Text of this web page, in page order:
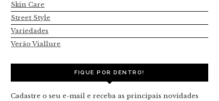
Skin Care
Street Style
Variedades
Verão Viallure
FIQUE POR DENTRO!
Cadastre o seu e-mail e receba as principais novidades